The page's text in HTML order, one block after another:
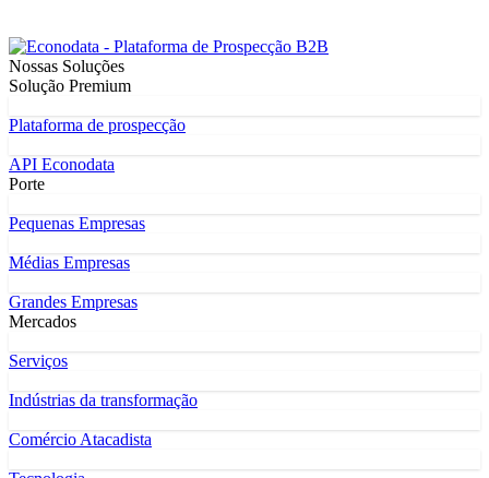
Nossas Soluções
Solução Premium
Plataforma de prospecção
API Econodata
Porte
Pequenas Empresas
Médias Empresas
Grandes Empresas
Mercados
Serviços
Indústrias da transformação
Comércio Atacadista